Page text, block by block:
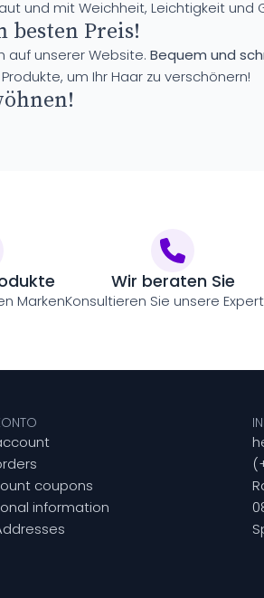
und mit Weichheit, Leichtigkeit und
besten Preis!
auf unserer Website. Bequem und
um Ihr Haar zu verschönern!
Marken
Wir beraten Sie
Konsultieren Sie unsere
coupons
information